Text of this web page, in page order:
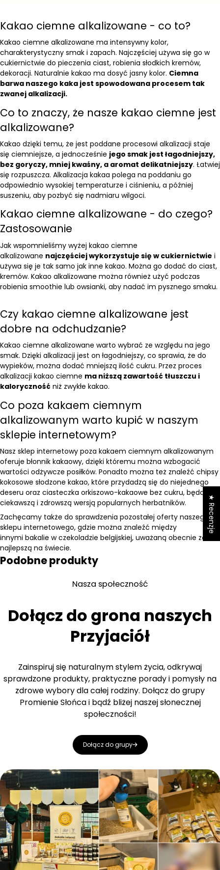
Kakao ciemne alkalizowane - co to?
Kakao ciemne alkalizowane ma intensywny kolor,
charakterystyczny smak i zapach. Najczęściej używa się go w
cukiernictwie do pieczenia ciast, robienia słodkich kremów,
dekoracji. Naturalnie kakao ma dosyć jasny kolor. Ciemna
barwa naszego kaka jest spowodowana procesem tak
zwanej alkalizacji.
Co to znaczy, że nasze kakao ciemne jest
alkalizowane?
Kakao dzięki temu, że jest poddane procesowi alkalizacji staje
się ciemniejsze, a jednocześnie jego smak jest łagodniejszy,
bez goryczy, mniej kwaśny, a aromat delikatniejszy. Łatwiej
się rozpuszcza. Alkalizacja kakaa polega na poddaniu go
odpowiednio wysokiej temperaturze i ciśnieniu, a później
suszeniu, aby pozbyć się nadmiaru wilgoci.
Kakao ciemne alkalizowane - do czego?
Zastosowanie
Jak wspomnieliśmy wyżej kakao ciemne
alkalizowane najczęściej wykorzystuje się w cukiernictwie i
używa się je tak samo jak inne kakao. Można go dodać do ciast,
kremów. Kakao alkalizowane można również użyć podczas
robienia smoothie lub owsianki, aby nadać im pysznego smaku.
Czy kakao ciemne alkalizowane jest
dobre na odchudzanie?
Kakao ciemne alkalizowane warto wybrać ze względu na jego
smak. Dzięki alkalizacji jest on łagodniejszy, co sprawia, że do
wypieków, można dodać mniejszą ilość cukru. Przez proces
alkalizacji kakao ciemne ma niższą zawartość tłuszczu i
kaloryczność niż zwykłe kakao.
Co poza kakaem ciemnym
alkalizowanym warto kupić w naszym
sklepie internetowym?
Nasz sklep internetowy poza kakaem ciemnym alkalizowanym
oferuje błonnik kakaowy, dzięki któremu można wzbogacić
wartości odżywcze posiłków. Ponadto można też znaleźć chipsy
kokosowe słodzone kakao, które przydadzą się do niejednego
deseru oraz ciasteczka orkiszowo-kakaowe bez cukru, będące
ciekawszą i zdrowszą wersją popularnych herbatników.
Zachęcamy także do sprawdzenia pozostałej oferty naszego
sklepu internetowego, gdzie można znaleźć między
innymi bakalie w czekoladzie belgijskiej, uważaną obecnie za
najlepszą na świecie.
Podobne produkty
Nasza społeczność
Dołącz do grona naszych
Przyjaciół
Zainspiruj się naturalnym stylem życia, odkrywaj
sprawdzone produkty, praktyczne porady i pomysły na
zdrowe wybory dla całej rodziny. Dołącz do grupy
Promienie Słońca i bądź bliżej naszej słonecznej
społeczności!
Dołącz do grupy
★ Recenzje